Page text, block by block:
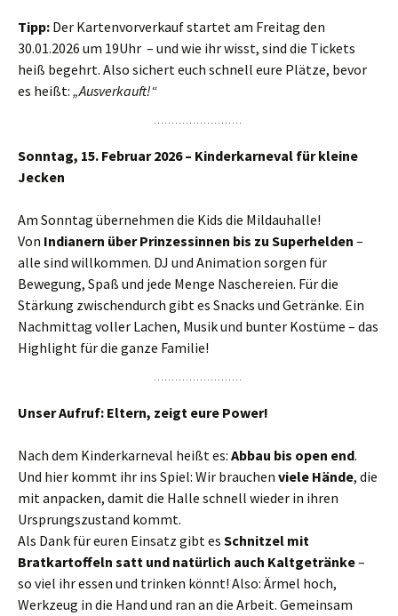
Tipp: Der Kartenvorverkauf startet am Freitag den
30.01.2026 um 19Uhr – und wie ihr wisst, sind die Tickets
heiß begehrt. Also sichert euch schnell eure Plätze, bevor
es heißt: „Ausverkauft!“
Sonntag, 15. Februar 2026 – Kinderkarneval für kleine
Jecken
Am Sonntag übernehmen die Kids die Mildauhalle!
Von Indianern über Prinzessinnen bis zu Superhelden –
alle sind willkommen. DJ und Animation sorgen für
Bewegung, Spaß und jede Menge Naschereien. Für die
Stärkung zwischendurch gibt es Snacks und Getränke. Ein
Nachmittag voller Lachen, Musik und bunter Kostüme – das
Highlight für die ganze Familie!
Unser Aufruf: Eltern, zeigt eure Power!
Nach dem Kinderkarneval heißt es: Abbau bis open end.
Und hier kommt ihr ins Spiel: Wir brauchen viele Hände, die
mit anpacken, damit die Halle schnell wieder in ihren
Ursprungszustand kommt.
Als Dank für euren Einsatz gibt es Schnitzel mit
Bratkartoffeln satt und natürlich auch Kaltgetränke–
so viel ihr essen und trinken könnt! Also: Ärmel hoch,
Werkzeug in die Hand und ran an die Arbeit. Gemeinsam